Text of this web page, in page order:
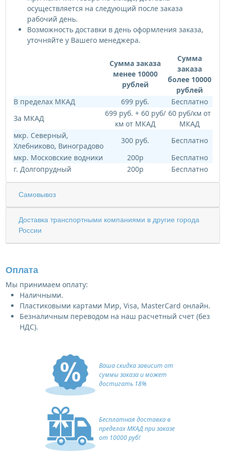
осуществляется на следующий после заказа
рабочий день.
Возможность доставки в день оформления заказа,
уточняйте у Вашего менеджера.
Сумма заказа
менее 10000
рублей
Сумма
заказа
более 10000
рублей
В пределах МКАД
699 руб.
Бесплатно
За МКАД
699 руб. + 60 руб/
км от МКАД
60 руб/км от
МКАД
мкр. Северный,
Хлебниково, Виноградово
300 руб.
Бесплатно
мкр. Московские водники
200р
Бесплатно
г. Долгопрудный
200р Бесплатно
Самовывоз
Доставка транспортными компаниями в другие города
России
Оплата
Мы принимаем оплату:
Наличными.
Пластиковыми картами Мир, Visa, MasterCard онлайн.
Безналичным переводом на наш расчетный счет (без
НДС).
Ваша скидка зависит от
суммы заказа и может
достигать 18%
Бесплатная доставка в
пределах МКАД при заказе
от 10000 руб!